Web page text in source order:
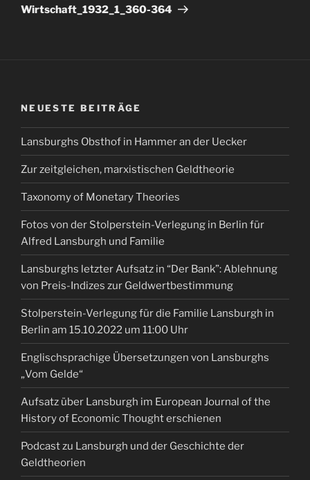
Wirtschaft_1932_1_360-364
NEUESTE BEITRÄGE
Lansburghs Obsthof in Hammer an der Uecker
Zur zeitgleichen, marxistischen Geldtheorie
Taxonomy of Monetary Theories
Fotos von der Stolperstein-Verlegung in Berlin für
Alfred Lansburgh und Familie
Lansburghs letzter Aufsatz in “Der Bank”: Ablehnung
von Preis-Indizes zur Geldwertbestimmung
Stolperstein-Verlegung für die Familie Lansburgh in
Berlin am 15.10.2022 um 11:00 Uhr
Englischsprachige Übersetzungen von Lansburghs
„Vom Gelde“
Aufsatz über Lansburgh im European Journal of the
History of Economic Thought erschienen
Podcast zu Lansburgh und der Geschichte der
Geldtheorien